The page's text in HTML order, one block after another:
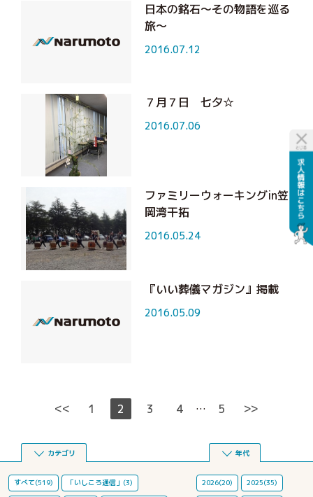
日本の銘石～その物語を巡る
旅～
2016.07.12
７月７日 七夕☆
2016.07.06
ファミリーウォーキングin笠
岡湾干拓
2016.05.24
『いい葬儀マガジン』掲載
2016.05.09
<< 1 2 3 4 … 5 >>
カテゴリ
すべて(519) 「いしころ通信」(3)
年代
2026(20) 2025(35)